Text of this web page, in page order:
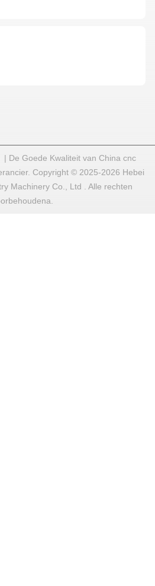
De Goede Kwaliteit van China cnc
Copyright © 2025-2026 Hebei
Machinery Co., Ltd . Alle rechten